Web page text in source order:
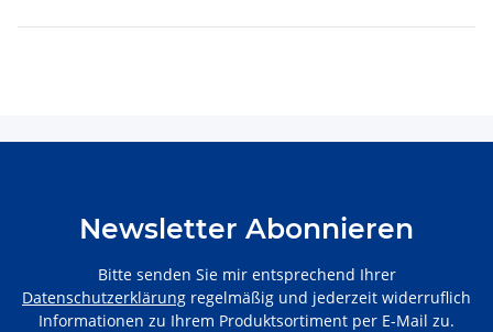
Newsletter Abonnieren
Bitte senden Sie mir entsprechend Ihrer
Datenschutzerklärung regelmäßig und jederzeit widerruflich
Informationen zu Ihrem Produktsortiment per E-Mail zu.